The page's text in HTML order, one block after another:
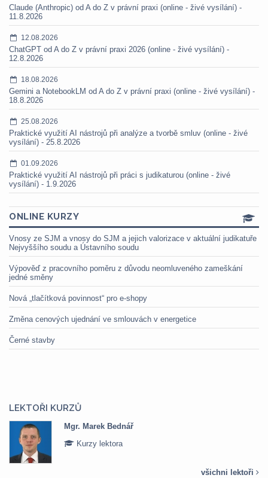
Claude (Anthropic) od A do Z v právní praxi (online - živé vysílání) -
11.8.2026
12.08.2026
ChatGPT od A do Z v právní praxi 2026 (online - živé vysílání) -
12.8.2026
18.08.2026
Gemini a NotebookLM od A do Z v právní praxi (online - živé vysílání) -
18.8.2026
25.08.2026
Praktické využití AI nástrojů při analýze a tvorbě smluv (online - živé
vysílání) - 25.8.2026
01.09.2026
Praktické využití AI nástrojů při práci s judikaturou (online - živé
vysílání) - 1.9.2026
ONLINE KURZY
Vnosy ze SJM a vnosy do SJM a jejich valorizace v aktuální judikatuře
Nejvyššího soudu a Ústavního soudu
Výpověď z pracovního poměru z důvodu neomluveného zameškání
jedné směny
Nová „tlačítková povinnost“ pro e-shopy
Změna cenových ujednání ve smlouvách v energetice
Černé stavby
LEKTOŘI KURZŮ
Mgr. Marek Bednář
Kurzy lektora
všichni lektoři